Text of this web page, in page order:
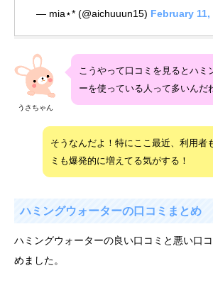
— mia⋆︎* (@aichuuun15) February 11,
うさちゃん
こうやって口コミを見るとハミ
ーを使っている人って多いんだ
そうなんだよ！特にここ最近、利用者
ミも爆発的に増えてる気がする！
ハミングウォーターの口コミまとめ
ハミングウォーターの良い口コミと悪い口
めました。